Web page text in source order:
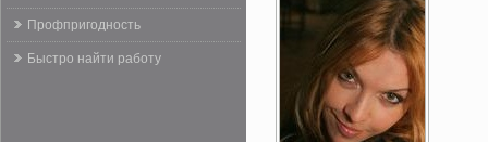
Профпригодность
Быстро найти работу